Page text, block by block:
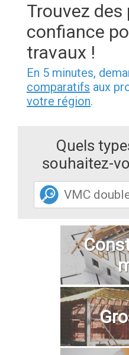
Trouvez des
confiance
travaux !
En 5 minutes,
comparatifs aux
votre région.
Quels
souhaitez-